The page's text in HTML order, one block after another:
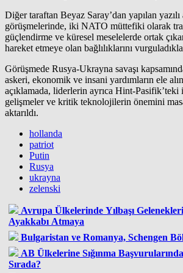
Diğer taraftan Beyaz Saray’dan yapılan
görüşmelerinde, iki NATO müttefiki olarak
güçlendirme ve küresel meselelerde ortak
hareket etmeye olan bağlılıklarını
Görüşmede Rusya-Ukrayna savaşı
askeri, ekonomik ve insani yardımların ele
açıklamada, liderlerin ayrıca Hint-
gelişmeler ve kritik teknolojilerin önemini
aktarıldı.
hollanda
patriot
Putin
Rusya
ukrayna
zelenski
Avrupa Ülkelerinde Yılbaşı
Ayakkabı Atmaya
Bulgaristan ve Romanya, Schengen
AB Ülkelerine Sığınma
Sırada?